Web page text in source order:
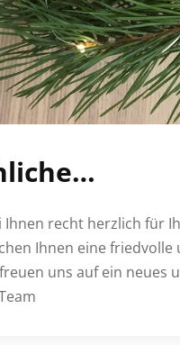
recht herzlich für
Ihnen eine
uns auf ein neues